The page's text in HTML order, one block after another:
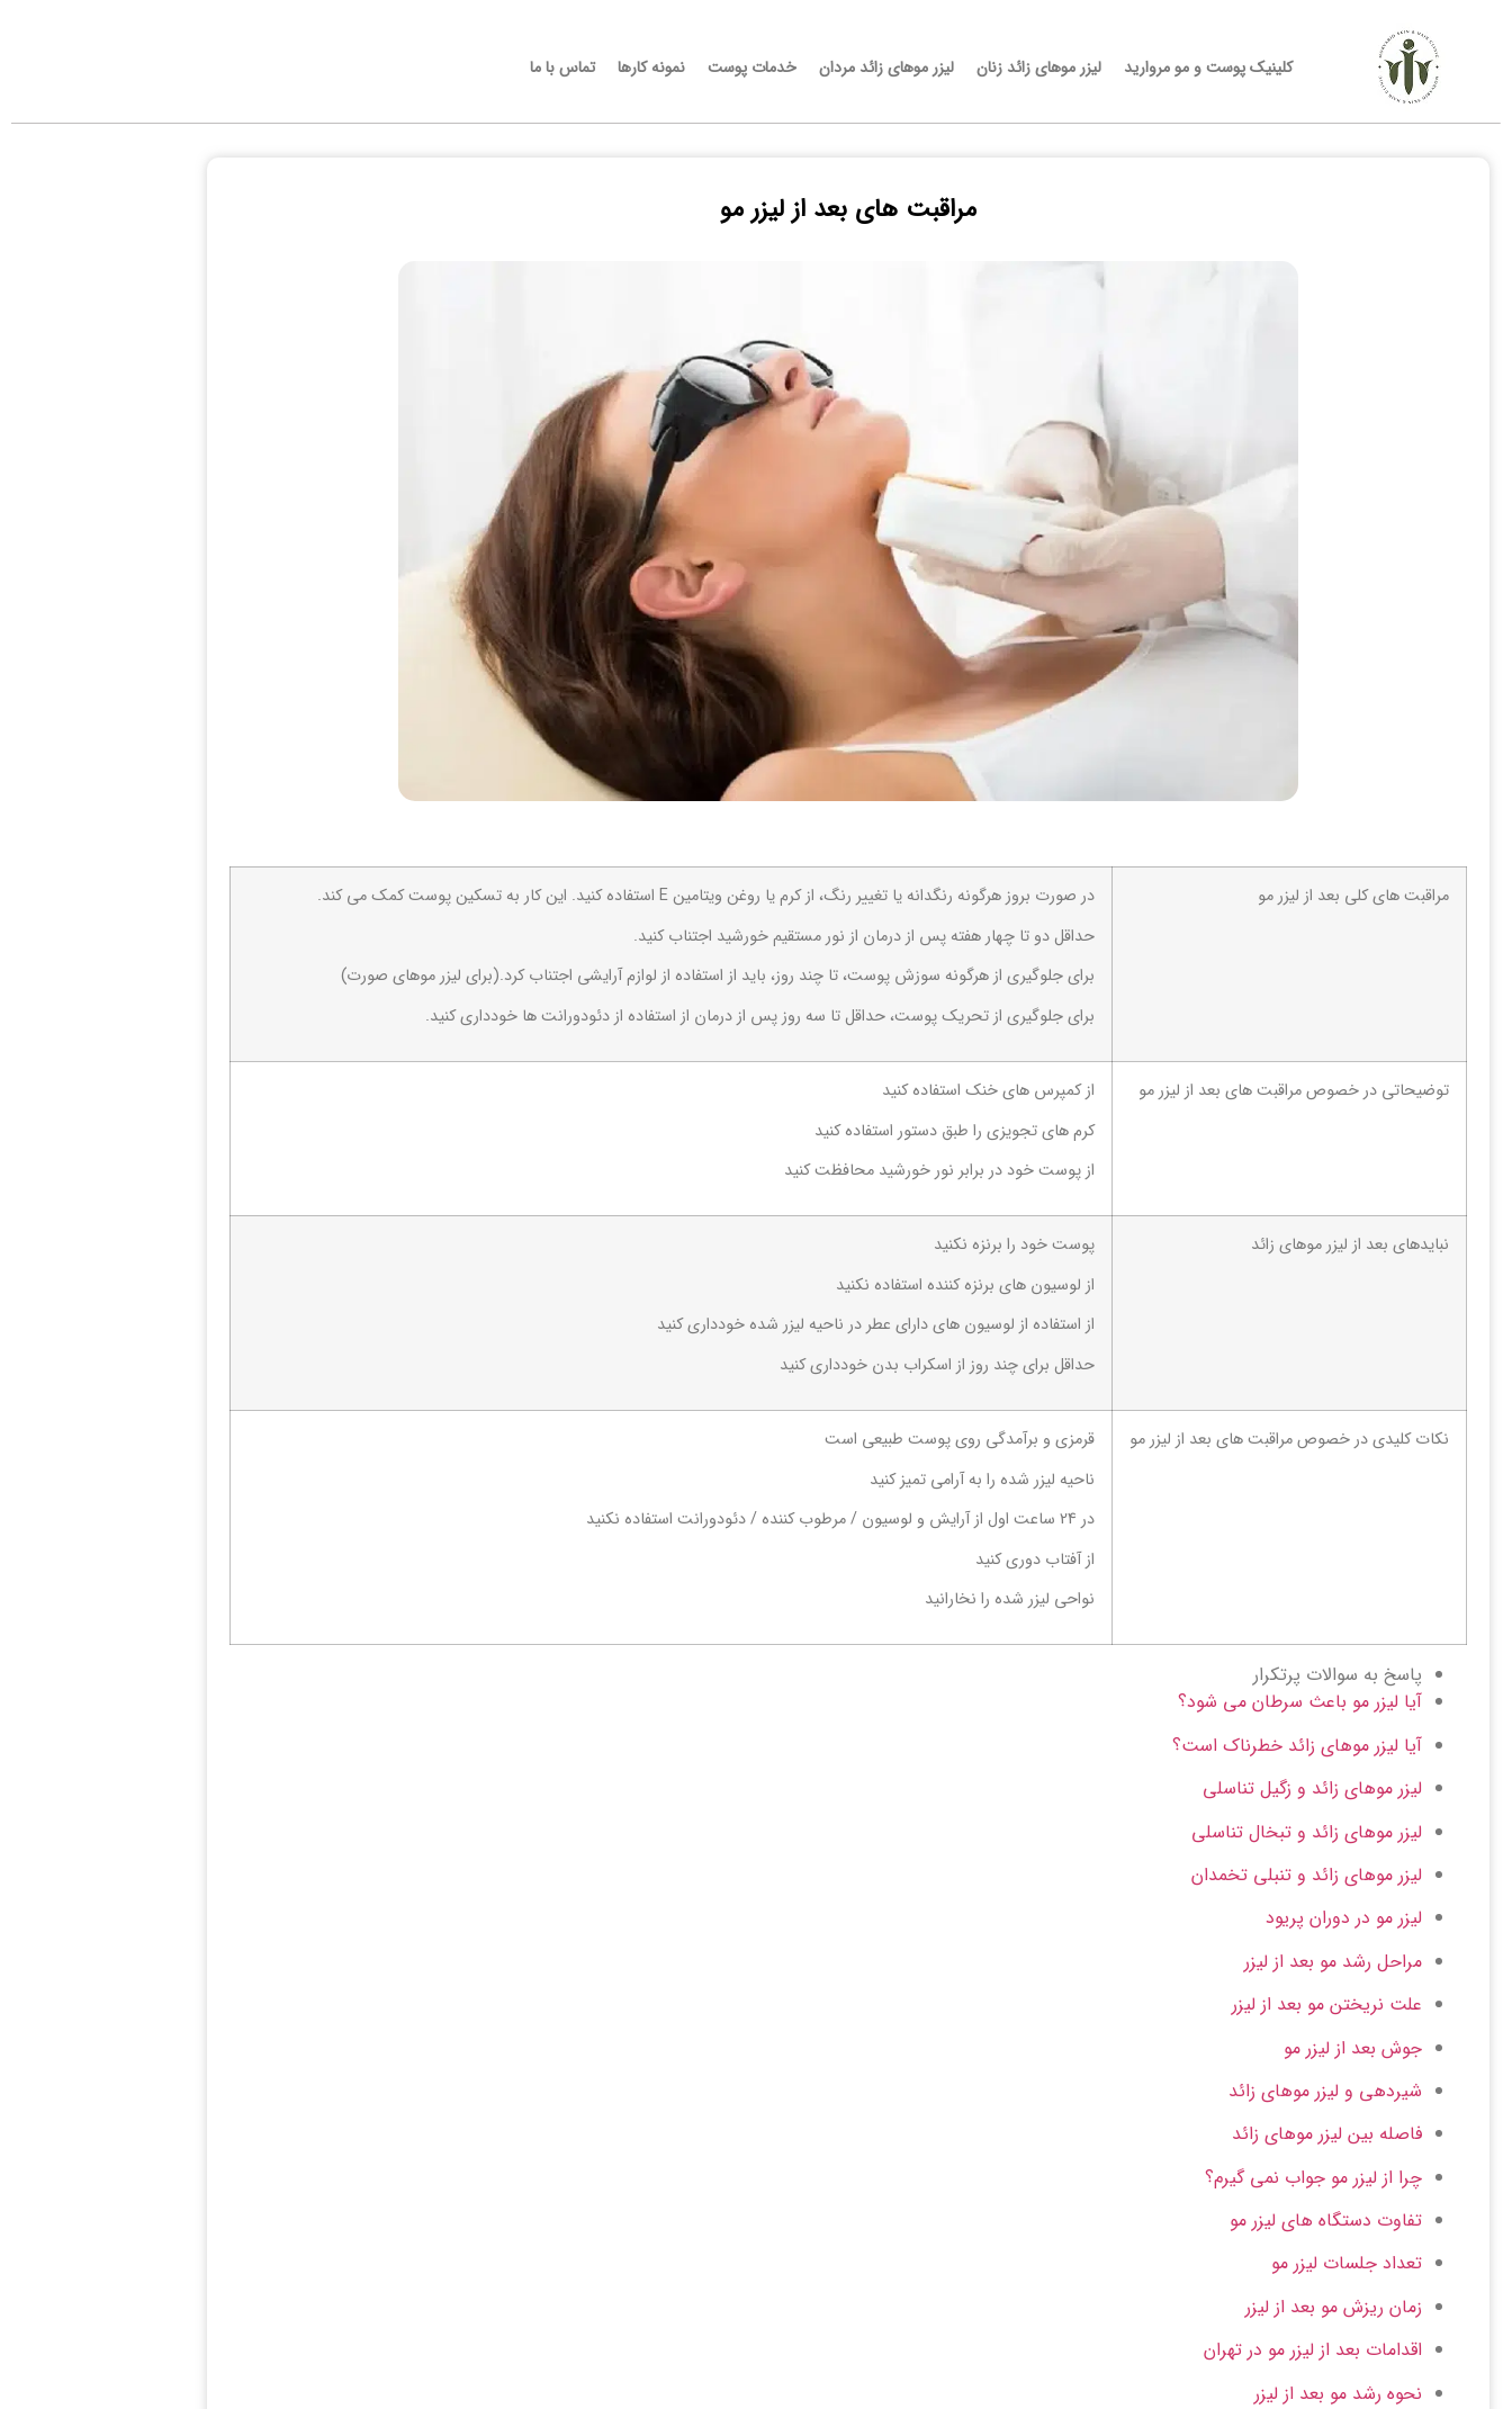
کلینیک پوست و مو مروارید لیزر موهای زائد زنان لیزر موهای زائد مردان خدمات پوست نمونه کارها تماس با ما
مراقبت های بعد از لیزر مو
مراقبت های کلی بعد از لیزر مو
در صورت بروز هرگونه رنگدانه یا تغییر رنگ، از کرم یا روغن ویتامین E استفاده کنید. این کار به تسکین پوست کمک می کند.
حداقل دو تا چهار هفته پس از درمان از نور مستقیم خورشید اجتناب کنید.
برای جلوگیری از هرگونه سوزش پوست، تا چند روز، باید از استفاده از لوازم آرایشی اجتناب کرد.(برای لیزر موهای صورت)
برای جلوگیری از تحریک پوست، حداقل تا سه روز پس از درمان از استفاده از دئودورانت ها خودداری کنید.
توضیحاتی در خصوص مراقبت های بعد از لیزر مو
از کمپرس های خنک استفاده کنید
کرم های تجویزی را طبق دستور استفاده کنید
از پوست خود در برابر نور خورشید محافظت کنید
نبایدهای بعد از لیزر موهای زائد
پوست خود را برنزه نکنید
از لوسیون های برنزه کننده استفاده نکنید
از استفاده از لوسیون های دارای عطر در ناحیه لیزر شده خودداری کنید
حداقل برای چند روز از اسکراب بدن خودداری کنید
نکات کلیدی در خصوص مراقبت های بعد از لیزر مو
قرمزی و برآمدگی روی پوست طبیعی است
ناحیه لیزر شده را به آرامی تمیز کنید
در 24 ساعت اول از آرایش و لوسیون / مرطوب کننده / دئودورانت استفاده نکنید
از آفتاب دوری کنید
نواحی لیزر شده را نخارانید
پاسخ به سوالات پرتکرار
آیا لیزر مو باعث سرطان می شود؟
آیا لیزر موهای زائد خطرناک است؟
لیزر موهای زائد و زگیل تناسلی
لیزر موهای زائد و تبخال تناسلی
لیزر موهای زائد و تنبلی تخمدان
لیزر مو در دوران پریود
مراحل رشد مو بعد از لیزر
علت نریختن مو بعد از لیزر
جوش بعد از لیزر مو
شیردهی و لیزر موهای زائد
فاصله بین لیزر موهای زائد
چرا از لیزر مو جواب نمی گیرم؟
تفاوت دستگاه های لیزر مو
تعداد جلسات لیزر مو
زمان ریزش مو بعد از لیزر
اقدامات بعد از لیزر مو در تهران
نحوه رشد مو بعد از لیزر